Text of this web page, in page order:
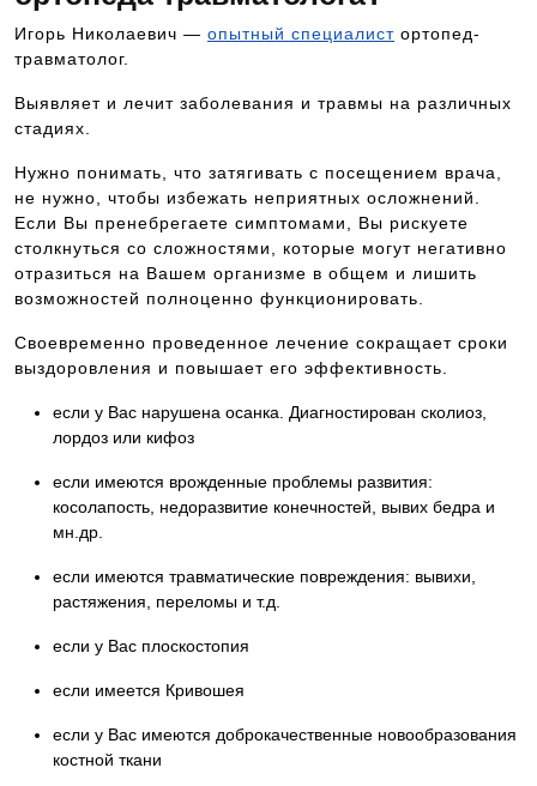
Игорь Николаевич — опытный специалист ортопед-
травматолог.
Выявляет и лечит заболевания и травмы на различных
стадиях.
Нужно понимать, что затягивать с посещением врача,
не нужно, чтобы избежать неприятных осложнений.
Если Вы пренебрегаете симптомами, Вы рискуете
столкнуться со сложностями, которые могут негативно
отразиться на Вашем организме в общем и лишить
возможностей полноценно функционировать.
Своевременно проведенное лечение сокращает сроки
выздоровления и повышает его эффективность.
если у Вас нарушена осанка. Диагностирован сколиоз,
лордоз или кифоз
если имеются врожденные проблемы развития:
косолапость, недоразвитие конечностей, вывих бедра и
мн.др.
если имеются травматические повреждения: вывихи,
растяжения, переломы и т.д.
если у Вас плоскостопия
если имеется Кривошея
если у Вас имеются доброкачественные новообразования
костной ткани